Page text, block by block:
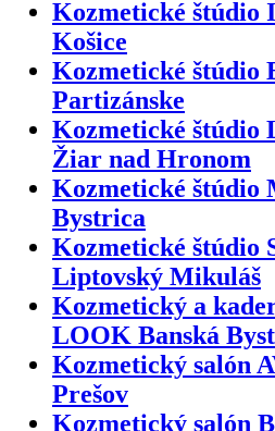
Kozmetické štúdio
Košice
Kozmetické štúdio
Partizánske
Kozmetické štúdio
Žiar nad Hronom
Kozmetické štúdio
Bystrica
Kozmetické štúdio
Liptovský Mikuláš
Kozmetický a
LOOK Banská
Kozmetický salón
Prešov
Kozmetický salón